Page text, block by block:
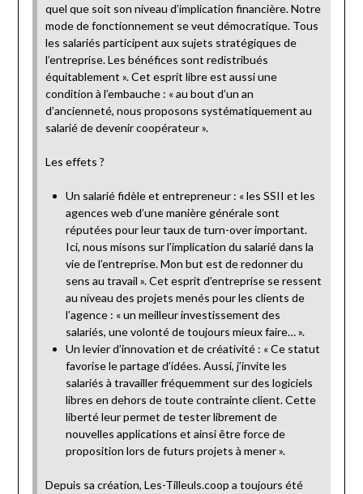
quel que soit son niveau d’implication financière. Notre
mode de fonctionnement se veut démocratique. Tous
les salariés participent aux sujets stratégiques de
l’entreprise. Les bénéfices sont redistribués
équitablement ». Cet esprit libre est aussi une
condition à l’embauche : « au bout d’un an
d’ancienneté, nous proposons systématiquement au
salarié de devenir coopérateur ».
Les effets ?
Un salarié fidèle et entrepreneur : « les SSII et les
agences web d’une manière générale sont
réputées pour leur taux de turn-over important.
Ici, nous misons sur l’implication du salarié dans la
vie de l’entreprise. Mon but est de redonner du
sens au travail ». Cet esprit d’entreprise se ressent
au niveau des projets menés pour les clients de
l’agence : « un meilleur investissement des
salariés, une volonté de toujours mieux faire… ».
Un levier d’innovation et de créativité : « Ce statut
favorise le partage d’idées. Aussi, j’invite les
salariés à travailler fréquemment sur des logiciels
libres en dehors de toute contrainte client. Cette
liberté leur permet de tester librement de
nouvelles applications et ainsi être force de
proposition lors de futurs projets à mener ».
Depuis sa création, Les-Tilleuls.coop a toujours été